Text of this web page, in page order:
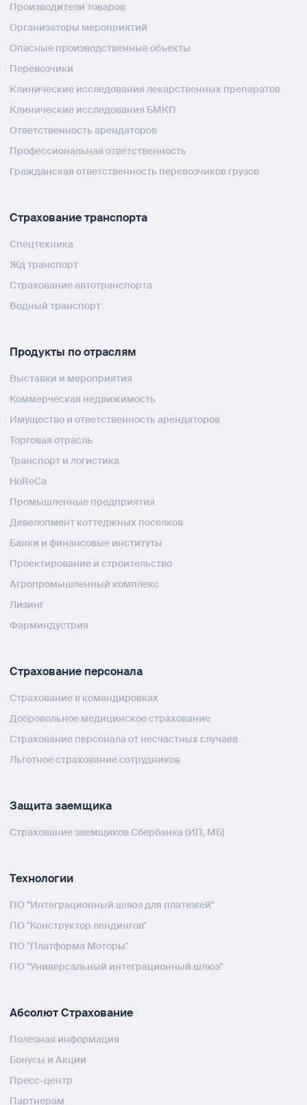
Производители товаров
Организаторы мероприятий
Опасные производственные объекты
Перевозчики
Клинические исследования лекарственных препаратов
Клинические исследования БМКП
Ответственность арендаторов
Профессиональная ответственность
Гражданская ответственность перевозчиков грузов
Страхование транспорта
Спецтехника
Жд транспорт
Страхование автотранспорта
Водный транспорт
Продукты по отраслям
Выставки и мероприятия
Коммерческая недвижимость
Имущество и ответственность арендаторов
Торговая отрасль
Транспорт и логистика
HoReCa
Промышленные предприятия
Девелопмент коттеджных поселков
Банки и финансовые институты
Проектирование и строительство
Агропромышленный комплекс
Лизинг
Фарминдустрия
Страхование персонала
Страхование в командировках
Добровольное медицинское страхование
Страхование персонала от несчастных случаев
Льготное страхование сотрудников
Защита заемщика
Страхование заемщиков Сбербанка (ИП, МБ)
Технологии
ПО "Интеграционный шлюз для платежей"
ПО "Конструктор лендингов"
ПО "Платформа Моторы"
ПО "Универсальный интеграционный шлюз"
Абсолют Страхование
Полезная информация
Бонусы и Акции
Пресс-центр
Партнерам